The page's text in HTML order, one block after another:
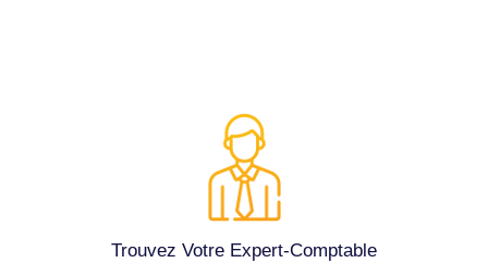
Trouvez Votre Expert-Comptable